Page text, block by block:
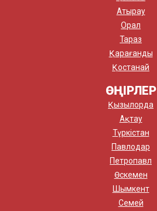
Атырау
Орал
Тараз
Қарағанды
Қостанай
ӨҢІРЛЕР
Қызылорда
Ақтау
Түркістан
Павлодар
Петропавл
Өскемен
Шымкент
Семей